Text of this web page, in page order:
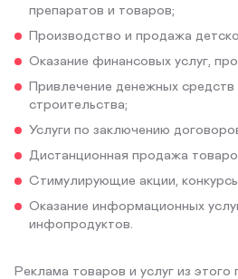
препаратов и товаров;
Производство и продажа
Оказание финансовых услуг,
Привлечение денежных средств
строительства;
Услуги по заключению
Дистанционная продажа
Стимулирующие акции,
Оказание информационных
инфопродуктов.
Реклама товаров и услуг из этого